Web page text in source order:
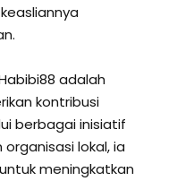
adalah
kontribusi
berbagai inisiatif
lokal, ia
meningkatkan